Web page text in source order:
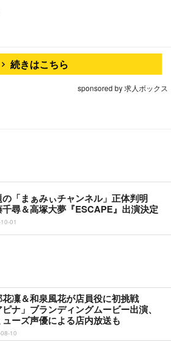
続きはこちら
sponsored by 求人ボックス
の「まぁみぃチャンネル」正体判明
千尋＆高塚大夢『ESCAPE』出演決定
01
花凜＆和泉風花が店員役に初挑戦
ピナ」ブランディングムービー出演、
ューズ声優による店内放送も
10